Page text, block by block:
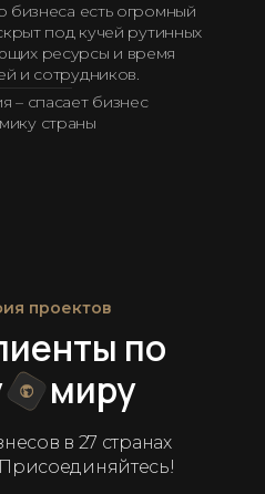
бизнеса есть огромный
под кучей рутинных
ресурсы и время
и сотрудников.
– спасает бизнес
страны
в 27 странах
миру
по
проектов